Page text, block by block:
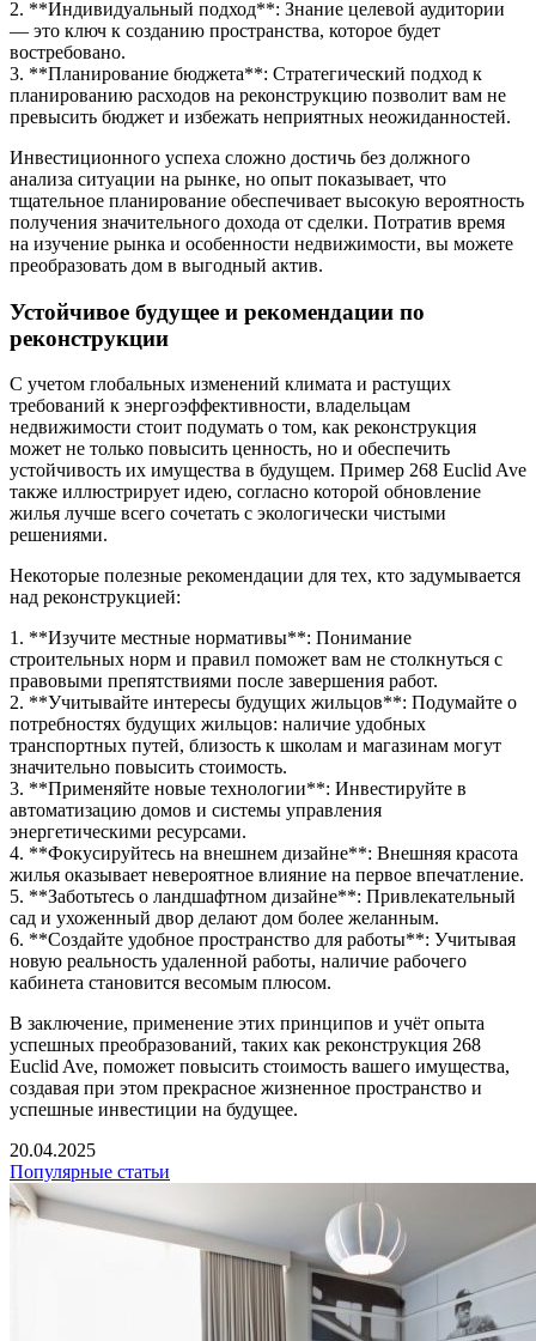
2. **Индивидуальный подход**: Знание целевой аудитории
— это ключ к созданию пространства, которое будет
востребовано.
3. **Планирование бюджета**: Стратегический подход к
планированию расходов на реконструкцию позволит вам не
превысить бюджет и избежать неприятных неожиданностей.
Инвестиционного успеха сложно достичь без должного
анализа ситуации на рынке, но опыт показывает, что
тщательное планирование обеспечивает высокую вероятность
получения значительного дохода от сделки. Потратив время
на изучение рынка и особенности недвижимости, вы можете
преобразовать дом в выгодный актив.
Устойчивое будущее и рекомендации по
реконструкции
С учетом глобальных изменений климата и растущих
требований к энергоэффективности, владельцам
недвижимости стоит подумать о том, как реконструкция
может не только повысить ценность, но и обеспечить
устойчивость их имущества в будущем. Пример 268 Euclid Ave
также иллюстрирует идею, согласно которой обновление
жилья лучше всего сочетать с экологически чистыми
решениями.
Некоторые полезные рекомендации для тех, кто задумывается
над реконструкцией:
1. **Изучите местные нормативы**: Понимание
строительных норм и правил поможет вам не столкнуться с
правовыми препятствиями после завершения работ.
2. **Учитывайте интересы будущих жильцов**: Подумайте о
потребностях будущих жильцов: наличие удобных
транспортных путей, близость к школам и магазинам могут
значительно повысить стоимость.
3. **Применяйте новые технологии**: Инвестируйте в
автоматизацию домов и системы управления
энергетическими ресурсами.
4. **Фокусируйтесь на внешнем дизайне**: Внешняя красота
жилья оказывает невероятное влияние на первое впечатление.
5. **Заботьтесь о ландшафтном дизайне**: Привлекательный
сад и ухоженный двор делают дом более желанным.
6. **Создайте удобное пространство для работы**: Учитывая
новую реальность удаленной работы, наличие рабочего
кабинета становится весомым плюсом.
В заключение, применение этих принципов и учёт опыта
успешных преобразований, таких как реконструкция 268
Euclid Ave, поможет повысить стоимость вашего имущества,
создавая при этом прекрасное жизненное пространство и
успешные инвестиции на будущее.
20.04.2025
Популярные статьи